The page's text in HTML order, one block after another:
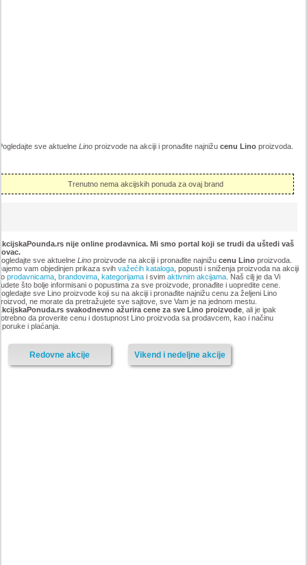
sve aktuelneLino proizvode na akciji i pronađite najnižucenu Lino proizvoda.
Trenutno nema akcijskih ponuda za ovaj brand
nije online prodavnica. Mi smo portal koji se trudi da uštedi vaš
sve aktuelne Linoproizvode na akciji i pronađite najnižu cenu Linoproizvoda.
vam objedinjen prikaza svih važećih kataloga, popusti i sniženja proizvoda na akciji
prodavnicama, brandovima, kategorijamai svim aktivnim akcijama. Naš cilj je da Vi
što bolje informisani o popustima za sve proizvode, pronađite i uopredite cene.
sve Lino proizvode koji su na akciji i pronađite najnižu cenu za željeni Lino
ne morate da pretražujete sve sajtove, sve Vam je na jednom mestu.
svakodnevno ažurira cene za sve Lino proizvode, ali je ipak
da proverite cenu i dostupnost Lino proizvoda sa prodavcem, kao i načinu
i plaćanja.
Vikend i nedeljne akcije
Redovne akcije